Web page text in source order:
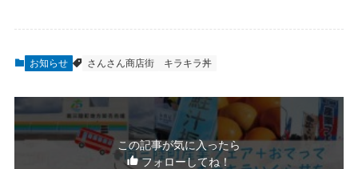
お知らせ さんさん商店街 キラキラ丼
この記事が気に入ったら
フォローしてね！